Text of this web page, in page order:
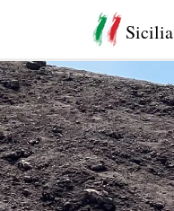
Sicilia